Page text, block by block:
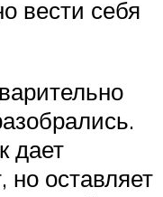
вести себя
дает
но оставляет